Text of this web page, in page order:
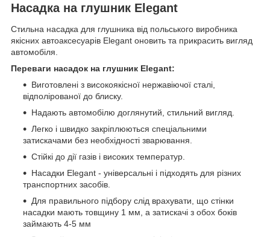
Насадка на глушник Elegant
Стильна насадка для глушника від польського виробника
якісних автоаксесуарів Elegant оновить та прикрасить вигляд
автомобіля.
Переваги насадок на глушник Elegant:
Виготовлені з високоякісної нержавіючої сталі,
відполірованої до блиску.
Надають автомобілю доглянутий, стильний вигляд.
Легко і швидко закріплюються спеціальними
затискачами без необхідності зварювання.
Стійкі до дії газів і високих температур.
Насадки Elegant - універсальні і підходять для різних
транспортних засобів.
Для правильного підбору слід врахувати, що стінки
насадки мають товщину 1 мм, а затискачі з обох боків
займають 4-5 мм